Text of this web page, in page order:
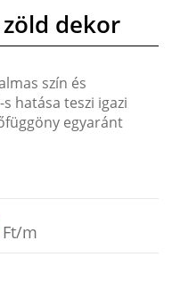
dekor
szín és
hatása teszi igazi
egyaránt
Ft/m